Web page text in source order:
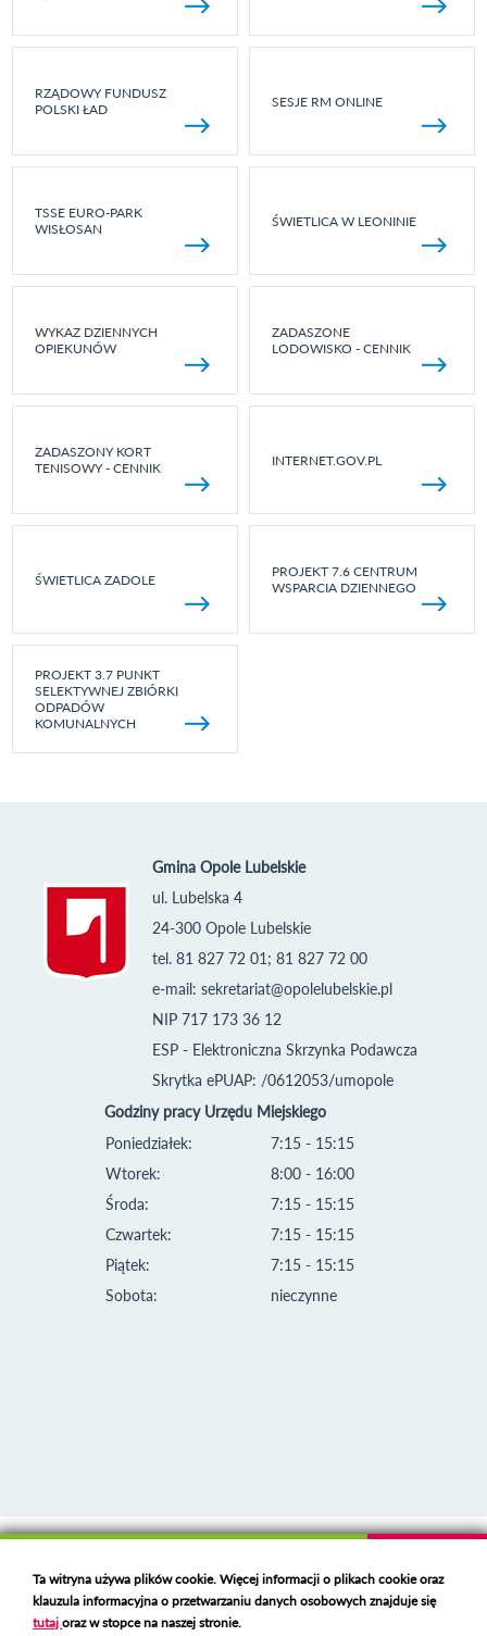
RZĄDOWY FUNDUSZ
POLSKI ŁAD
SESJE RM ONLINE
TSSE EURO-PARK
WISŁOSAN
ŚWIETLICA W LEONINIE
WYKAZ DZIENNYCH
OPIEKUNÓW
ZADASZONE
LODOWISKO - CENNIK
ZADASZONY KORT
TENISOWY - CENNIK
INTERNET.GOV.PL
ŚWIETLICA ZADOLE
PROJEKT 7.6 CENTRUM
WSPARCIA DZIENNEGO
PROJEKT 3.7 PUNKT
SELEKTYWNEJ ZBIÓRKI
ODPADÓW
KOMUNALNYCH
Gmina Opole Lubelskie
ul. Lubelska 4
24-300 Opole Lubelskie
tel. 81 827 72 01; 81 827 72 00
e-mail: sekretariat@opolelubelskie.pl
NIP 717 173 36 12
ESP - Elektroniczna Skrzynka Podawcza
Skrytka ePUAP: /0612053/umopole
Godziny pracy Urzędu Miejskiego
Poniedziałek:
Wtorek:
Środa:
Czwartek:
Piątek:
Sobota:
7:15 - 15:15
8:00 - 16:00
7:15 - 15:15
7:15 - 15:15
7:15 - 15:15
nieczynne
Deklaracja dostępności
Polski serwer RBL
https://polspam.pl/
Ta witryna używa plików cookie. Więcej informacji o plikach cookie oraz
klauzula informacyjna o przetwarzaniu danych osobowych znajduje się
tutajoraz w stopce na naszej stronie.